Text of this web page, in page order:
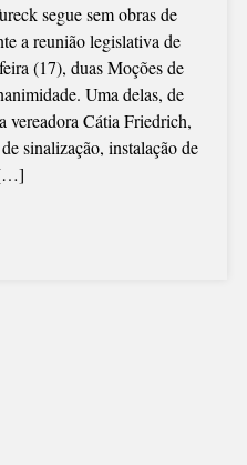
segue sem obras de
a reunião legislativa de
(17), duas Moções de
Uma delas, de
vereadora Cátia Friedrich,
sinalização, instalação de
[…]